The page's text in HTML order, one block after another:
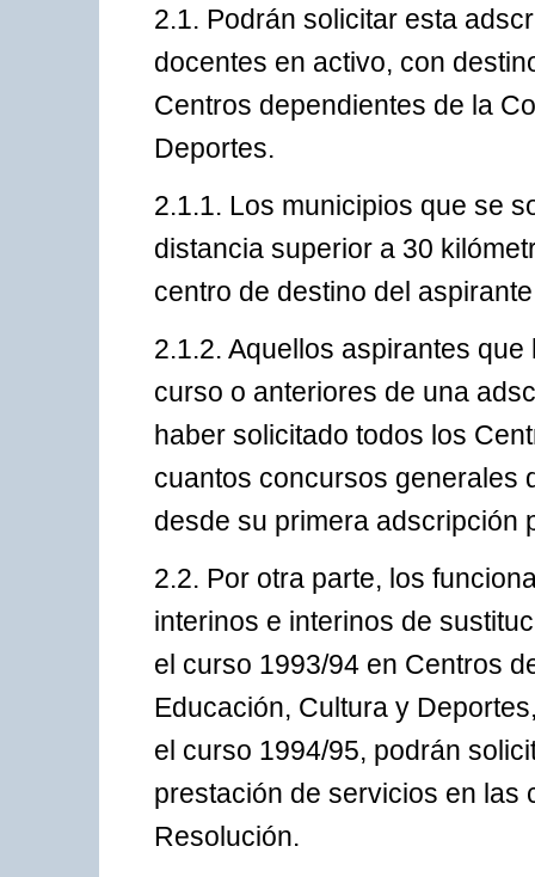
2.1. Podrán solicitar esta
docentes en activo, con
Centros dependientes de la
Deportes.
2.1.1. Los municipios que se
distancia superior a 30
centro de destino del
2.1.2. Aquellos aspirantes
curso o anteriores de una
haber solicitado todos los
cuantos concursos generales
desde su primera adscripción
2.2. Por otra parte, los
interinos e interinos de
el curso 1993/94 en Centros
Educación, Cultura y
el curso 1994/95, podrán
prestación de servicios en las
Resolución.